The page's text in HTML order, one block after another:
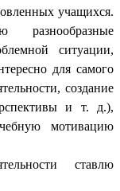
учащихся.
ситуации,
для самого
создание
и т. д.),
мотивацию
ставлю